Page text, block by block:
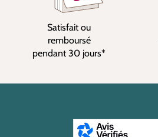
Satisfait ou
remboursé
pendant 30 jours*